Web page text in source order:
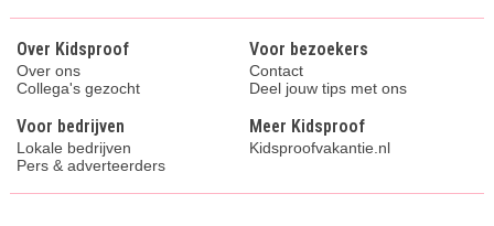
Over Kidsproof
Over ons
Collega's gezocht
Voor bezoekers
Contact
Deel jouw tips met ons
Voor bedrijven
Lokale bedrijven
Pers & adverteerders
Meer Kidsproof
Kidsproofvakantie.nl